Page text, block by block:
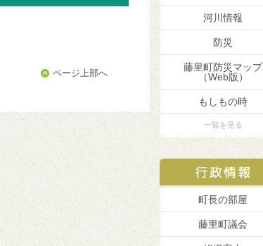
ページ上部へ
河川情報
防災
藤里町防災マップ
（Web版）
もしもの時
一覧を見る
町長の部屋
藤里町議会